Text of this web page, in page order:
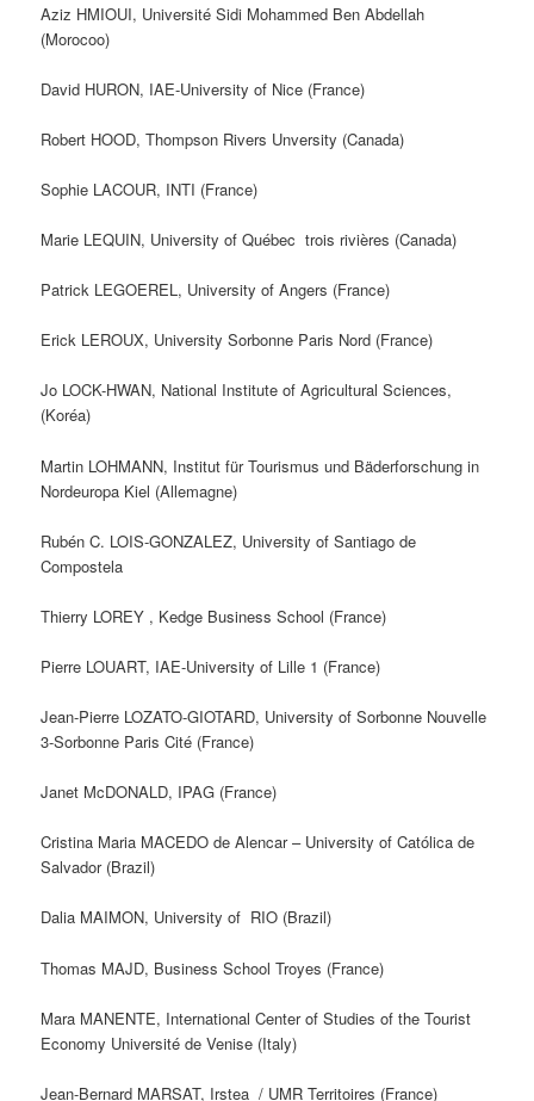
Aziz HMIOUI, Université Sidi Mohammed Ben Abdellah
(Morocoo)
David HURON, IAE-University of Nice (France)
Robert HOOD, Thompson Rivers Unversity (Canada)
Sophie LACOUR, INTI (France)
Marie LEQUIN, University of Québec trois rivières (Canada)
Patrick LEGOEREL, University of Angers (France)
Erick LEROUX, University Sorbonne Paris Nord (France)
Jo LOCK-HWAN, National Institute of Agricultural Sciences,
(Koréa)
Martin LOHMANN, Institut für Tourismus und Bäderforschung in
Nordeuropa Kiel (Allemagne)
Rubén C. LOIS-GONZALEZ, University of Santiago de
Compostela
Thierry LOREY , Kedge Business School (France)
Pierre LOUART, IAE-University of Lille 1 (France)
Jean-Pierre LOZATO-GIOTARD, University of Sorbonne Nouvelle
3-Sorbonne Paris Cité (France)
Janet McDONALD, IPAG (France)
Cristina Maria MACEDO de Alencar – University of Católica de
Salvador (Brazil)
Dalia MAIMON, University of RIO (Brazil)
Thomas MAJD, Business School Troyes (France)
Mara MANENTE, International Center of Studies of the Tourist
Economy Université de Venise (Italy)
Jean-Bernard MARSAT, Irstea / UMR Territoires (France)